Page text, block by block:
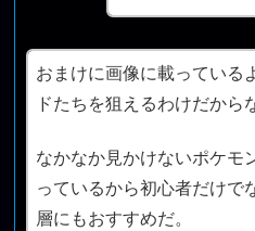
おまけに画像に載っている
ドたちを狙えるわけだから
なかなか見かけないポケモ
っているから初心者だけで
層にもおすすめだ。